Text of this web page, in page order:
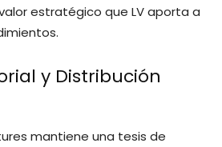
estratégico que LV aporta a
y Distribución
mantiene una tesis de